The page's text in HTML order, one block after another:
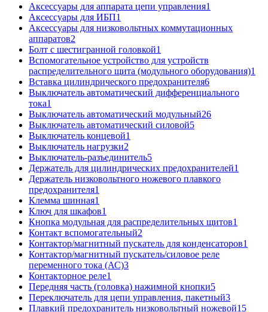
Аксессуары для аппарата цепи управления1
Аксессуары для ИБП1
Аксессуары для низковольтных коммутационных
аппаратов2
Болт с шестигранной головкой1
Вспомогательное устройство для устройств
распределительного щита (модульного оборудования)1
Вставка цилиндрического предохранителя6
Выключатель автоматический дифференциального
тока1
Выключатель автоматический модульный26
Выключатель автоматический силовой5
Выключатель концевой1
Выключатель нагрузки2
Выключатель-разъединитель5
Держатель для цилиндрических предохранителей1
Держатель низковольтного ножевого плавкого
предохранителя1
Клемма шинная1
Ключ для шкафов1
Кнопка модульная для распределительных щитов1
Контакт вспомогательный2
Контактор/магнитный пускатель для конденсаторов1
Контактор/магнитный пускатель/силовое реле
переменного тока (АС)3
Контакторное реле1
Передняя часть (головка) нажимной кнопки5
Переключатель для цепи управления, пакетный3
Плавкий предохранитель низковольтный ножевой15